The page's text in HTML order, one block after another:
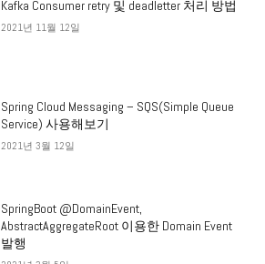
Kafka Consumer retry 및 deadletter 처리 방법
2021년 11월 12일
Spring Cloud Messaging – SQS(Simple Queue
Service) 사용해보기
2021년 3월 12일
SpringBoot @DomainEvent,
AbstractAggregateRoot 이용한 Domain Event
발행